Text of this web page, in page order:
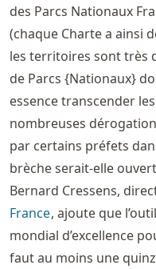
des Parcs Nationaux
(chaque Charte a ainsi
les territoires sont très
de Parcs {Nationaux}
essence transcender
nombreuses
par certains préfets
brèche serait-elle
Bernard Cressens,
France, ajoute que
mondial d’excellence
faut au moins une